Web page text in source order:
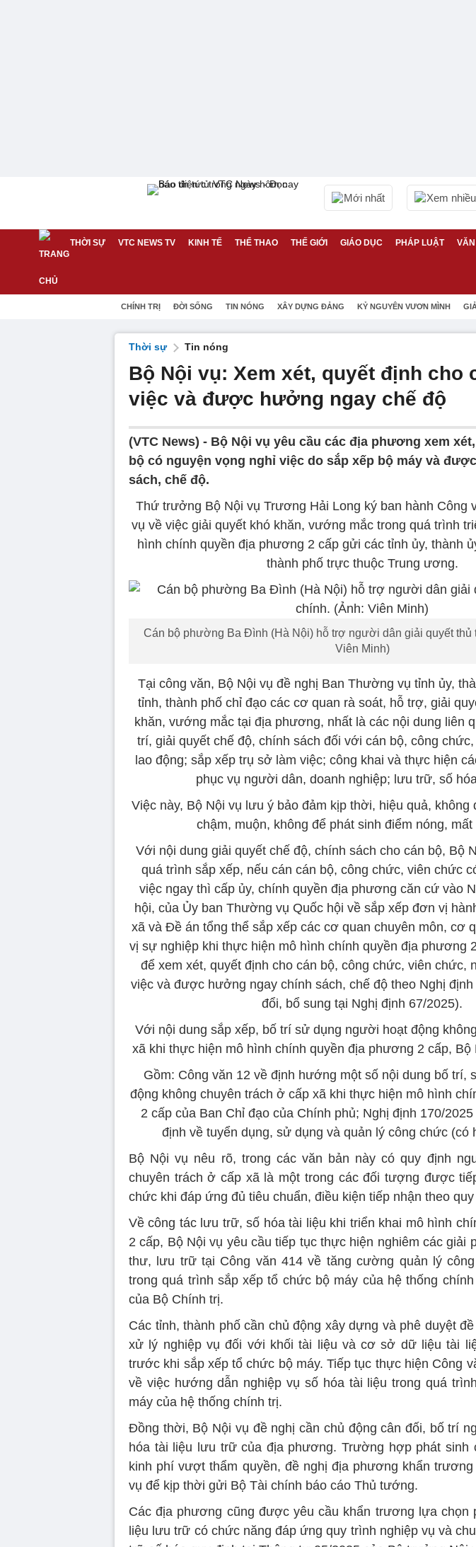
Mới nhất Xem nhiều
THỜI SỰ VTC NEWS TV KINH TẾ THỂ THAO THẾ GIỚI GIÁO DỤC PHÁP LUẬT VĂN
CHÍNH TRỊ ĐỜI SỐNG TIN NÓNG XÂY DỰNG ĐẢNG KỶ NGUYÊN VƯƠN MÌNH
Thời sự Tin nóng
Bộ Nội vụ: Xem xét, quyết định cho
việc và được hưởng ngay chế độ
(VTC News) - Bộ Nội vụ yêu cầu các địa phương xem
bộ có nguyện vọng nghỉ việc do sắp xếp bộ máy và
sách, chế độ.
Thứ trưởng Bộ Nội vụ Trương Hải Long ký ban hành Công
vụ về việc giải quyết khó khăn, vướng mắc trong quá trình
hình chính quyền địa phương 2 cấp gửi các tỉnh ủy, thành
thành phố trực thuộc Trung ương.
Cán bộ phường Ba Đình (Hà Nội) hỗ trợ người dân giải quyết thủ
Viên Minh)
Tại công văn, Bộ Nội vụ đề nghị Ban Thường vụ tỉnh ủy,
tỉnh, thành phố chỉ đạo các cơ quan rà soát, hỗ trợ, giải
khăn, vướng mắc tại địa phương, nhất là các nội dung liên
trí, giải quyết chế độ, chính sách đối với cán bộ, công
lao động; sắp xếp trụ sở làm việc; công khai và thực hiện
phục vụ người dân, doanh nghiệp; lưu trữ, số
Việc này, Bộ Nội vụ lưu ý bảo đảm kịp thời, hiệu quả, không
chậm, muộn, không để phát sinh điểm nóng, mất
Với nội dung giải quyết chế độ, chính sách cho cán bộ, Bộ
quá trình sắp xếp, nếu cán cán bộ, công chức, viên chức
việc ngay thì cấp ủy, chính quyền địa phương căn cứ vào
hội, của Ủy ban Thường vụ Quốc hội về sắp xếp đơn vị
xã và Đề án tổng thể sắp xếp các cơ quan chuyên môn, cơ
vị sự nghiệp khi thực hiện mô hình chính quyền địa phương
để xem xét, quyết định cho cán bộ, công chức, viên chức,
việc và được hưởng ngay chính sách, chế độ theo Nghị
đổi, bổ sung tại Nghị định 67/2025).
Với nội dung sắp xếp, bố trí sử dụng người hoạt động
xã khi thực hiện mô hình chính quyền địa phương 2 cấp, Bộ
Gồm: Công văn 12 về định hướng một số nội dung bố trí,
động không chuyên trách ở cấp xã khi thực hiện mô hình
2 cấp của Ban Chỉ đạo của Chính phủ; Nghị định 170/
định về tuyển dụng, sử dụng và quản lý công chức (có
Bộ Nội vụ nêu rõ, trong các văn bản này có quy định
chuyên trách ở cấp xã là một trong các đối tượng được
chức khi đáp ứng đủ tiêu chuẩn, điều kiện tiếp nhận theo quy
Về công tác lưu trữ, số hóa tài liệu khi triển khai mô hình
2 cấp, Bộ Nội vụ yêu cầu tiếp tục thực hiện nghiêm các giải
thư, lưu trữ tại Công văn 414 về tăng cường quản lý
trong quá trình sắp xếp tổ chức bộ máy của hệ thống
của Bộ Chính trị.
Các tỉnh, thành phố cần chủ động xây dựng và phê duyệt
xử lý nghiệp vụ đối với khối tài liệu và cơ sở dữ liệu tài
trước khi sắp xếp tổ chức bộ máy. Tiếp tục thực hiện Công
về việc hướng dẫn nghiệp vụ số hóa tài liệu trong quá
máy của hệ thống chính trị.
Đồng thời, Bộ Nội vụ đề nghị cần chủ động cân đối, bố trí
hóa tài liệu lưu trữ của địa phương. Trường hợp phát sinh
kinh phí vượt thẩm quyền, đề nghị địa phương khẩn
vụ để kịp thời gửi Bộ Tài chính báo cáo Thủ tướng.
Các địa phương cũng được yêu cầu khẩn trương lựa chọn
liệu lưu trữ có chức năng đáp ứng quy trình nghiệp vụ và